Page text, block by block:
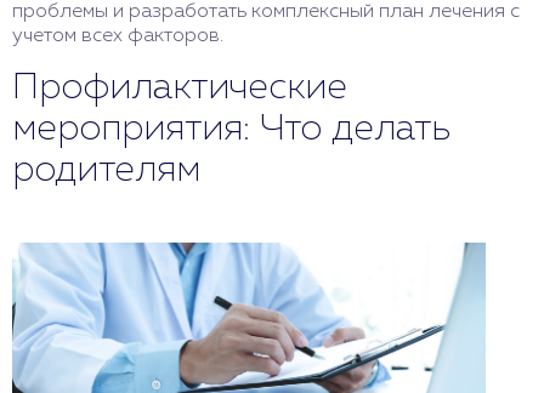
проблемы и разработать комплексный план лечения с
учетом всех факторов.
Профилактические
мероприятия: Что делать
родителям